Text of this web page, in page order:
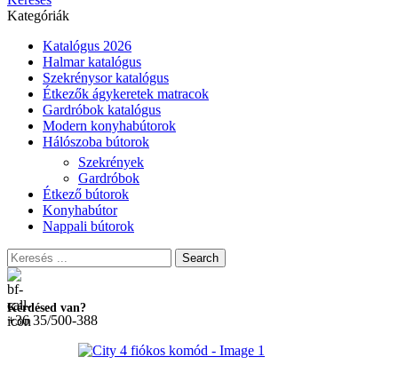
Kategóriák
Katalógus 2026
Halmar katalógus
Szekrénysor katalógus
Étkezők ágykeretek matracok
Gardróbok katalógus
Modern konyhabútorok
Hálószoba bútorok
Szekrények
Gardróbok
Étkező bútorok
Konyhabútor
Nappali bútorok
Search
Kérdésed van?
+36 35/500-388